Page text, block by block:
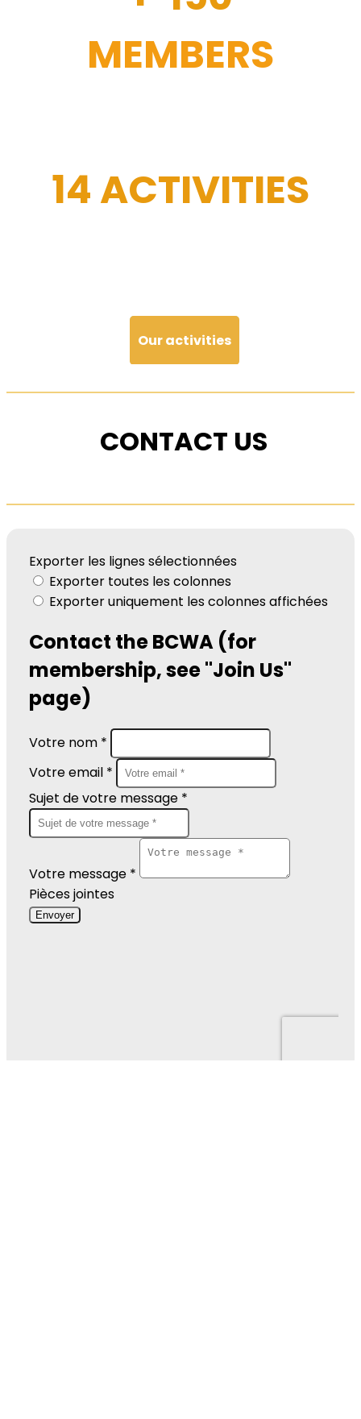
MEMBERS
14 ACTIVITIES
Our activities
CONTACT US